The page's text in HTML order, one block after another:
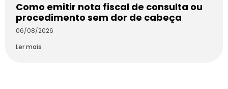
Como emitir nota fiscal de consulta ou
procedimento sem dor de cabeça
06/08/2026
Ler mais